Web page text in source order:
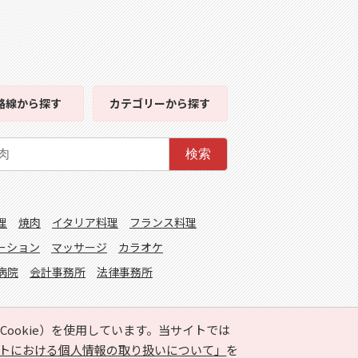
）を使用しています。当サイトでは
における個人情報の取り扱いについて」 を
線から探す カテゴリーから探す
検索
焼肉 イタリア料理
フランス料理
ション マッサージ
カラオケ
院 会計事務所 法律事務所